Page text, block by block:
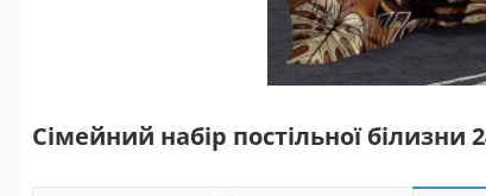
Сімейний набір постільної